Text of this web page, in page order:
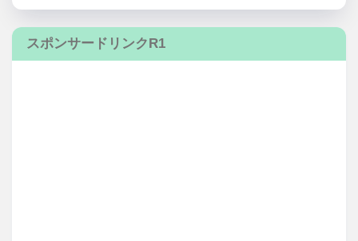
スポンサードリンクR1